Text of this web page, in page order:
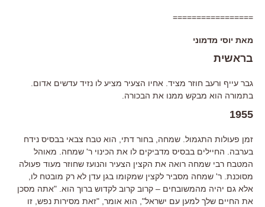
=================
מאת יוסי מדמוני
בראשית
גבר עייף ורעב חוזר מציד. אחיו הצעיר מציע לו נזיד עדשים אדום.
בתמורה הוא מבקש ממנו את הבכורה.
1955
זמן פעולות התגמול. שמחה, בחור דתי, הוא טבח צבאי בבסיס נידח
בערבה. החיילים בבסיס מדביקים לו את הכינוי ר' שמחה. מאוהל
המטבח רבי שמחה רואה את הקצין הצעיר והנועז שחוזר מעוד פעולה
מסוכנת. ר' שמחה מסביר לקצין שמקומו בגן עדן לא רק מובטח לו,
אלא גם יהיה מהמשובחים – קרוב קרוב לקדוש ברוך הוא. "אתה מסכן
את החיים שלך למען עם ישראל", הוא אומר, "זאת מסירות נפש, זו